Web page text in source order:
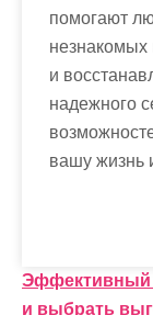
помогают
незнакомых
и
надежного
вашу жизнь
Н
Эффективный
и выбрать